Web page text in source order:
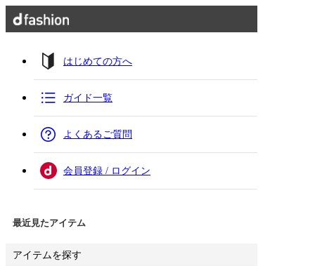
はじめての方へ
ガイド一覧
よくあるご質問
会員登録 / ログイン
最近見たアイテム
アイテムを探す